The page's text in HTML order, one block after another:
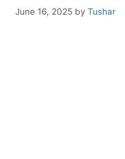
June 16, 2025 by Tushar